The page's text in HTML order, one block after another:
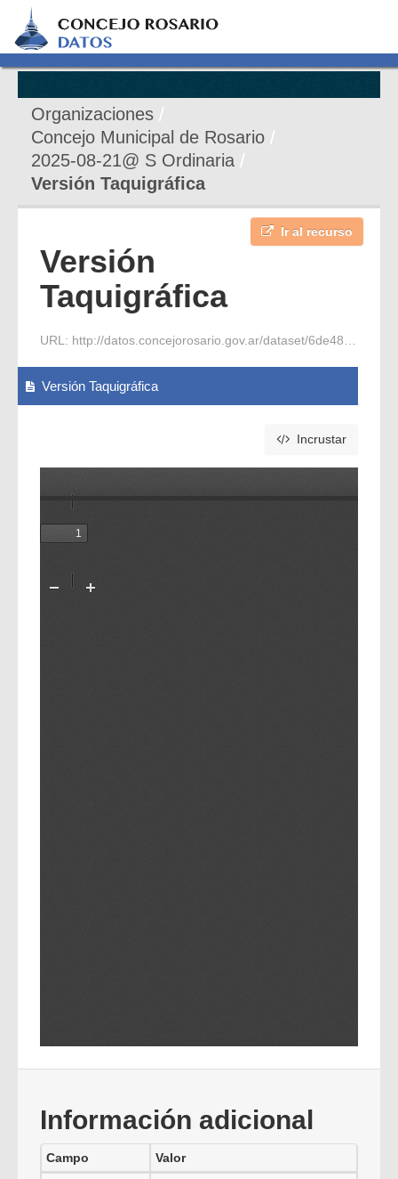
Organizaciones
Concejo Municipal de Rosario
2025-08-21@ S Ordinaria
Versión Taquigráfica
Ir al recurso
Versión
Taquigráfica
URL: http://datos.concejorosario.gov.ar/dataset/6de48bb0-cec8-4f14-9734-9df278b7a9ad/resource/00a02a32-42a4-49b0-b82e-cef16b606caa/download/2025-08-21-s-ordinaria-2-vt.pdf
Versión Taquigráfica
Incrustar
Información adicional
Campo Valor